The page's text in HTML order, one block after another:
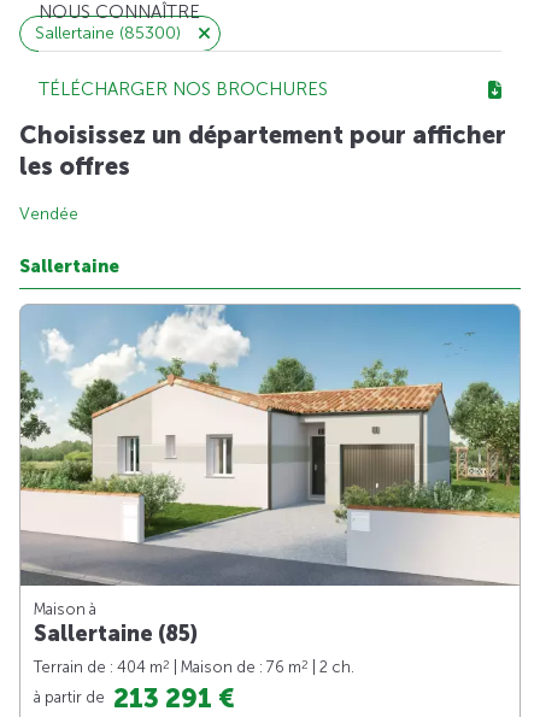
NOUS CONNAÎTRE
TÉLÉCHARGER NOS BROCHURES
Sallertaine (85300)
Choisissez un département pour afficher
les offres
Vendée
Sallertaine
Maison à
Sallertaine (85)
Terrain de : 404 m2 | Maison de : 76 m2
| 2 ch.
à partir de 213 291 €